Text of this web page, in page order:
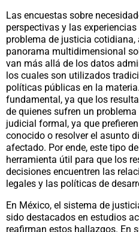
Las encuestas sobre
perspectivas y las
problema de justicia
panorama multidimensional
van más allá de los datos
los cuales son utilizados
políticas públicas en la
fundamental, ya que los
de quienes sufren un
judicial formal, ya que
conocido o resolver el asunto
afectado. Por ende, este tipo
herramienta útil para que los
decisiones encuentren las
legales y las políticas de
En México, el sistema de
sido destacados en estudios
reafirman estos hallazgos. En